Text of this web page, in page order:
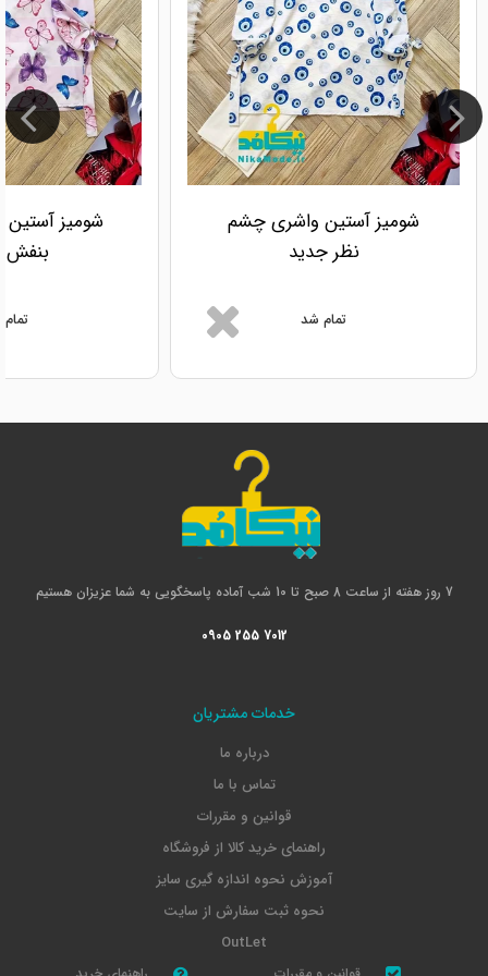
شومیز آستین واشری چشم
نظر جدید
تمام شد
شومیز آستین
بنفش
7 روز هفته از ساعت 8 صبح تا 10 شب آماده پاسخگویی به شما عزیزان هستیم
0905 255 7012
خدمات مشتریان
درباره ما
تماس با ما
قوانین و مقررات
راهنمای خرید کالا از فروشگاه
آموزش نحوه اندازه گیری سایز
نحوه ثبت سفارش از سایت
OutLet